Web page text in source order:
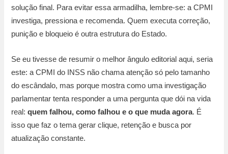
solução final. Para evitar essa armadilha, lembre-se: a CPMI
investiga, pressiona e recomenda. Quem executa correção,
punição e bloqueio é outra estrutura do Estado.
Se eu tivesse de resumir o melhor ângulo editorial aqui, seria
este: a CPMI do INSS não chama atenção só pelo tamanho
do escândalo, mas porque mostra como uma investigação
parlamentar tenta responder a uma pergunta que dói na vida
real:quem falhou, como falhou e o que muda agora. É
isso que faz o tema gerar clique, retenção e busca por
atualização constante.